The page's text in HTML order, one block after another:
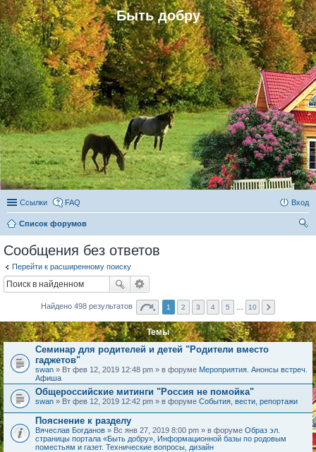
Быть добру
Ссылки FAQ Вход
Список форумов
Сообщения без ответов
Перейти к расширенному поиску
Найдено 498 результатов 1 2 3 4 5 10
Темы
Семинар для родителей и детей "Родители вместо
гаджетов"
swan » Вт фев 12, 2019 12:48 pm » в форуме Мероприятия. Анонсы встреч.
Афиша
Общероссийские митинги "Россия не помойка"
swan » Вт фев 12, 2019 12:42 pm » в форуме События, вести, репортажи
Пояснение к разделу
Вячеслав Богданов » Вс янв 27, 2019 8:00 pm » в форуме Образ эл.
страницы портала «Быть добру», Информационной базы по родовым
поместьям и газет. Технические вопросы, дизайн